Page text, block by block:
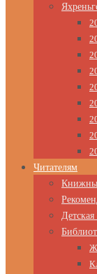
Читателям
Детская